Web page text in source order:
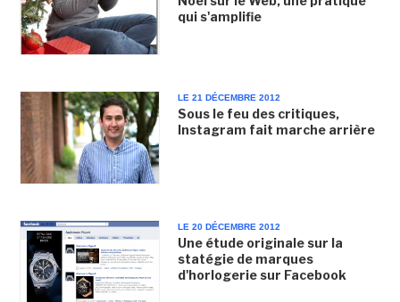
qui s'amplifie
LE 21 DÉCEMBRE 2012
Sous le feu des critiques,
Instagram fait marche arrière
LE 20 DÉCEMBRE 2012
Une étude originale sur la
statégie de marques
d'horlogerie sur Facebook